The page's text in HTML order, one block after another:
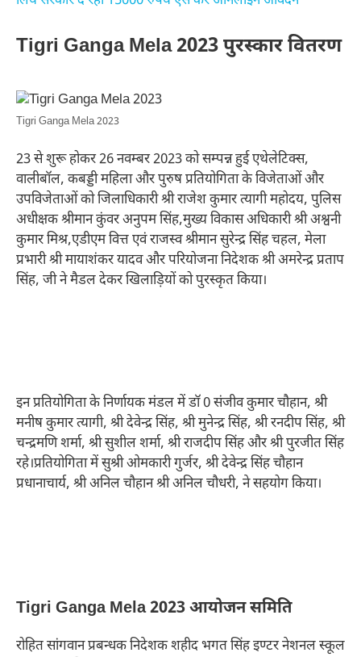
Tigri Ganga Mela 2023 पुरस्कार वितरण
Tigri Ganga Mela 2023
23 से शुरू होकर 26 नवम्बर 2023 को सम्पन्न हुई एथेलेटिक्स,
वालीबॉल, कबड्डी महिला और पुरुष प्रतियोगिता के विजेताओं और
उपविजेताओं को जिलाधिकारी श्री राजेश कुमार त्यागी महोदय, पुलिस
अधीक्षक श्रीमान कुंवर अनुपम सिंह,मुख्य विकास अधिकारी श्री अश्वनी
कुमार मिश्र,एडीएम वित्त एवं राजस्व श्रीमान सुरेन्द्र सिंह चहल, मेला
प्रभारी श्री मायाशंकर यादव और परियोजना निदेशक श्री अमरेन्द्र प्रताप
सिंह, जी ने मैडल देकर खिलाड़ियों को पुरस्कृत किया।
इन प्रतियोगिता के निर्णायक मंडल में डॉ 0 संजीव कुमार चौहान, श्री
मनीष कुमार त्यागी, श्री देवेन्द्र सिंह, श्री मुनेन्द्र सिंह, श्री रनदीप सिंह, श्री
चन्द्रमणि शर्मा, श्री सुशील शर्मा, श्री राजदीप सिंह और श्री पुरजीत सिंह
रहे।प्रतियोगिता में सुश्री ओमकारी गुर्जर, श्री देवेन्द्र सिंह चौहान
प्रधानाचार्य, श्री अनिल चौहान श्री अनिल चौधरी, ने सहयोग किया।
Tigri Ganga Mela 2023 आयोजन समिति
रोहित सांगवान प्रबन्धक निदेशक शहीद भगत सिंह इण्टर नेशनल स्कूल